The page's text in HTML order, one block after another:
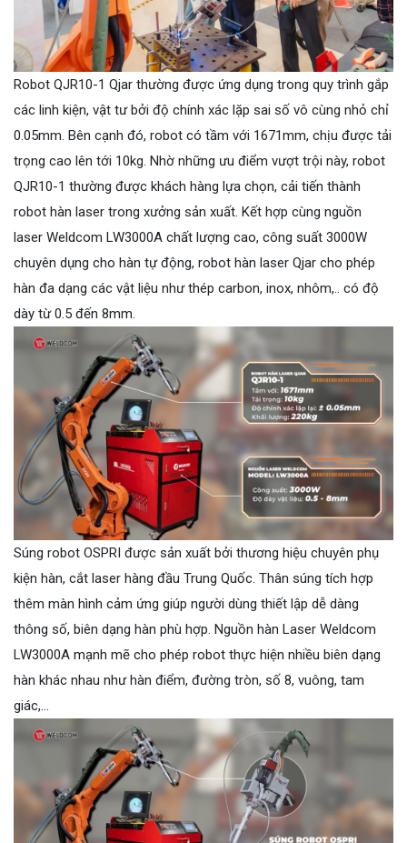
Robot QJR10-1 Qjar thường được ứng dụng trong quy trình gắp
các linh kiện, vật tư bởi độ chính xác lặp sai số vô cùng nhỏ chỉ
0.05mm. Bên cạnh đó, robot có tầm với 1671mm, chịu được tải
trọng cao lên tới 10kg. Nhờ những ưu điểm vượt trội này, robot
QJR10-1 thường được khách hàng lựa chọn, cải tiến thành
robot hàn laser trong xưởng sản xuất. Kết hợp cùng nguồn
laser Weldcom LW3000A chất lượng cao, công suất 3000W
chuyên dụng cho hàn tự động, robot hàn laser Qjar cho phép
hàn đa dạng các vật liệu như thép carbon, inox, nhôm,.. có độ
dày từ 0.5 đến 8mm.
Súng robot OSPRI được sản xuất bởi thương hiệu chuyên phụ
kiện hàn, cắt laser hàng đầu Trung Quốc. Thân súng tích hợp
thêm màn hình cảm ứng giúp người dùng thiết lập dễ dàng
thông số, biên dạng hàn phù hợp. Nguồn hàn Laser Weldcom
LW3000A mạnh mẽ cho phép robot thực hiện nhiều biên dạng
hàn khác nhau như hàn điểm, đường tròn, số 8, vuông, tam
giác,...